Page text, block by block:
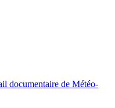
documentaire de Météo-